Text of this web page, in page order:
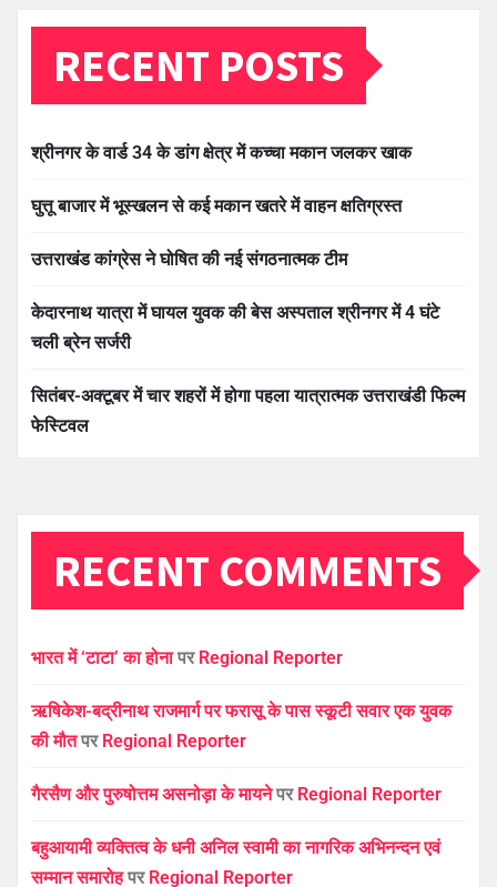
RECENT POSTS
श्रीनगर के वार्ड 34 के डांग क्षेत्र में कच्चा मकान जलकर खाक
घुत्तू बाजार में भूस्खलन से कई मकान खतरे में वाहन क्षतिग्रस्त
उत्तराखंड कांग्रेस ने घोषित की नई संगठनात्मक टीम
केदारनाथ यात्रा में घायल युवक की बेस अस्पताल श्रीनगर में 4 घंटे
चली ब्रेन सर्जरी
सितंबर-अक्टूबर में चार शहरों में होगा पहला यात्रात्मक उत्तराखंडी फिल्म
फेस्टिवल
RECENT COMMENTS
भारत में ‘टाटा’ का होनापर Regional Reporter
ऋषिकेश-बद्रीनाथ राजमार्ग पर फरासू के पास स्कूटी सवार एक युवक
की मौतपर Regional Reporter
गैरसैण और पुरुषोत्तम असनोड़ा के मायनेपर Regional Reporter
बहुआयामी व्यक्तित्व के धनी अनिल स्वामी का नागरिक अभिनन्दन एवं
सम्मान समारोहपर Regional Reporter